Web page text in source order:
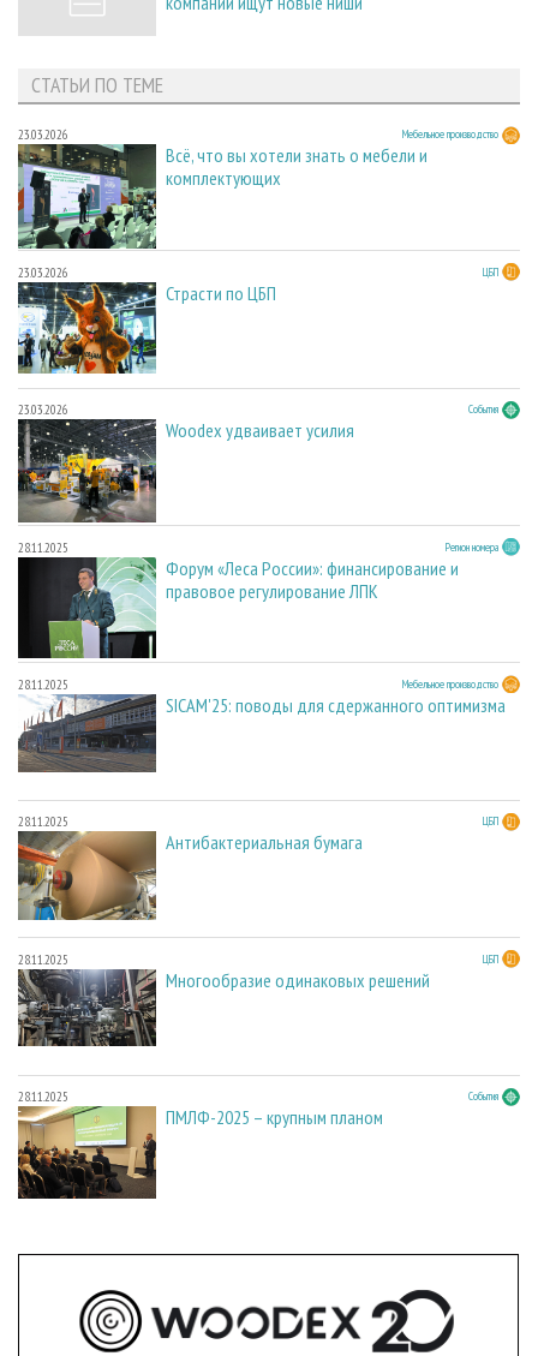
СТАТЬИ ПО ТЕМЕ
23.03.2026 Мебельное производство
Всё, что вы хотели знать о мебели и
комплектующих
23.03.2026 ЦБП
Страсти по ЦБП
23.03.2026 События
Woodex удваивает усилия
28.11.2025 Регион номера
Форум «Леса России»: финансирование и
правовое регулирование ЛПК
28.11.2025 Мебельное производство
SICAM'25: поводы для сдержанного оптимизма
28.11.2025 ЦБП
Антибактериальная бумага
28.11.2025 ЦБП
Многообразие одинаковых решений
28.11.2025 События
ПМЛФ-2025 – крупным планом